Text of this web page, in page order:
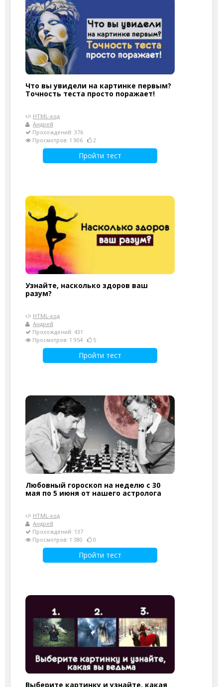
Что вы увидели на картинке первым?
Точность теста просто поражает!
HTML-код
Андрей
Прохождений: 376
Просмотров: 1 906
2
Пройти тест
Узнайте, насколько здоров ваш
разум?
HTML-код
Андрей
Прохождений: 431
Просмотров: 1 954
5
Пройти тест
Любовный гороскоп на неделю с 30
мая по 5 июня от нашего астролога
HTML-код
Андрей
Прохождений: 137
Просмотров: 1 380
0
Пройти тест
Выберите картинку и узнайте, какая